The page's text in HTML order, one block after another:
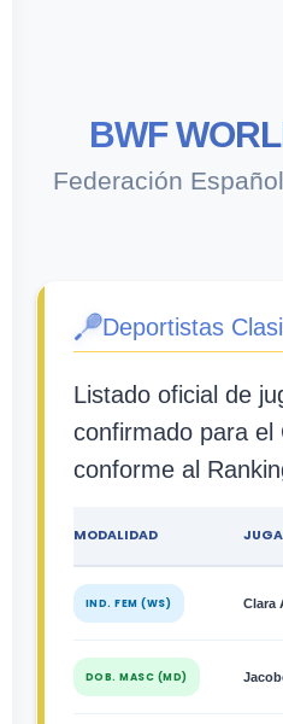
BWF
Federación
Deportistas
Listado oficial de
confirmado para el
conforme al
MODALIDAD
IND. FEM (WS) Clara
DOB. MASC (MD)